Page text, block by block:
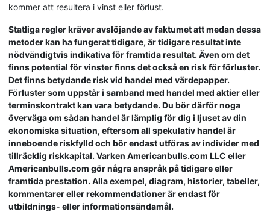
kommer att resultera i vinst eller förlust.
Statliga regler kräver avslöjande av faktumet att medan dessa
metoder kan ha fungerat tidigare, är tidigare resultat inte
nödvändigtvis indikativa för framtida resultat. Även om det
finns potential för vinster finns det också en risk för förluster.
Det finns betydande risk vid handel med värdepapper.
Förluster som uppstår i samband med handel med aktier eller
terminskontrakt kan vara betydande. Du bör därför noga
överväga om sådan handel är lämplig för dig i ljuset av din
ekonomiska situation, eftersom all spekulativ handel är
inneboende riskfylld och bör endast utföras av individer med
tillräcklig riskkapital. Varken Americanbulls.com LLC eller
Americanbulls.com gör några anspråk på tidigare eller
framtida prestation. Alla exempel, diagram, historier, tabeller,
kommentarer eller rekommendationer är endast för
utbildnings- eller informationsändamål.